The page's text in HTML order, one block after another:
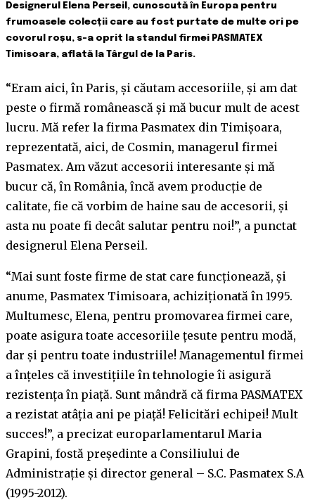
Designerul Elena Perseil, cunoscută în Europa pentru
frumoasele colecții care au fost purtate de multe ori pe
covorul roșu, s-a oprit la standul firmei PASMATEX
Timisoara, aflată la Târgul de la Paris.
“Eram aici, în Paris, și căutam accesoriile, și am dat
peste o firmă românească și mă bucur mult de acest
lucru. Mă refer la firma Pasmatex din Timișoara,
reprezentată, aici, de Cosmin, managerul firmei
Pasmatex. Am văzut accesorii interesante și mă
bucur că, în România, încă avem producție de
calitate, fie că vorbim de haine sau de accesorii, și
asta nu poate fi decât salutar pentru noi!”, a punctat
designerul Elena Perseil.
“Mai sunt foste firme de stat care funcționează, și
anume, Pasmatex Timisoara, achiziționată în 1995.
Multumesc, Elena, pentru promovarea firmei care,
poate asigura toate accesoriile țesute pentru modă,
dar și pentru toate industriile! Managementul firmei
a înțeles că investițiile în tehnologie îi asigură
rezistența în piață. Sunt mândră că firma PASMATEX
a rezistat atâția ani pe piață! Felicitări echipei! Mult
succes!”, a precizat europarlamentarul Maria
Grapini, fostă președinte a Consiliului de
Administrație și director general – S.C. Pasmatex S.A
(1995-2012).